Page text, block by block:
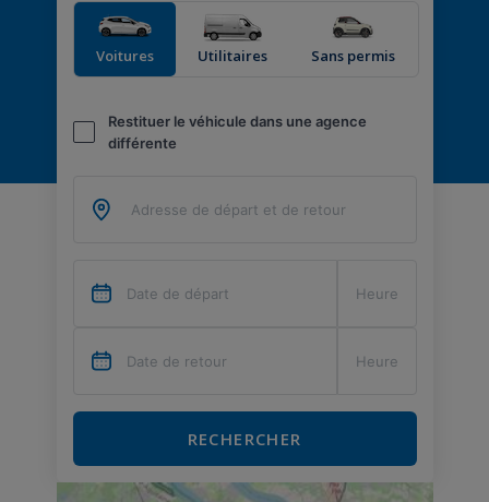
Voitures Utilitaires Sans permis
Restituer le véhicule dans une agence
différente
RECHERCHER